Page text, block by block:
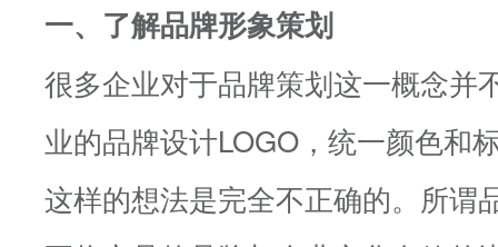
一、了解品牌形象策划
很多企业对于品牌策划这一概念并
业的品牌设计LOGO，统一颜色和
这样的想法是完全不正确的。所谓